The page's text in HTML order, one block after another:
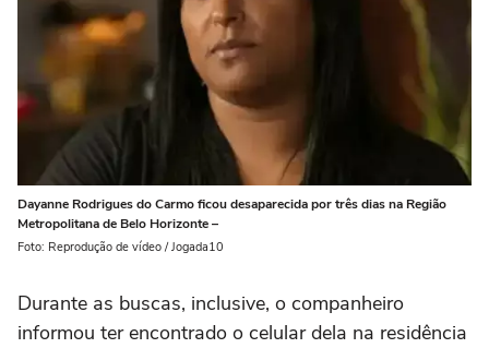
Dayanne Rodrigues do Carmo ficou desaparecida por três dias na Região
Metropolitana de Belo Horizonte –
Foto: Reprodução de vídeo / Jogada10
Durante as buscas, inclusive, o companheiro
informou ter encontrado o celular dela na residência